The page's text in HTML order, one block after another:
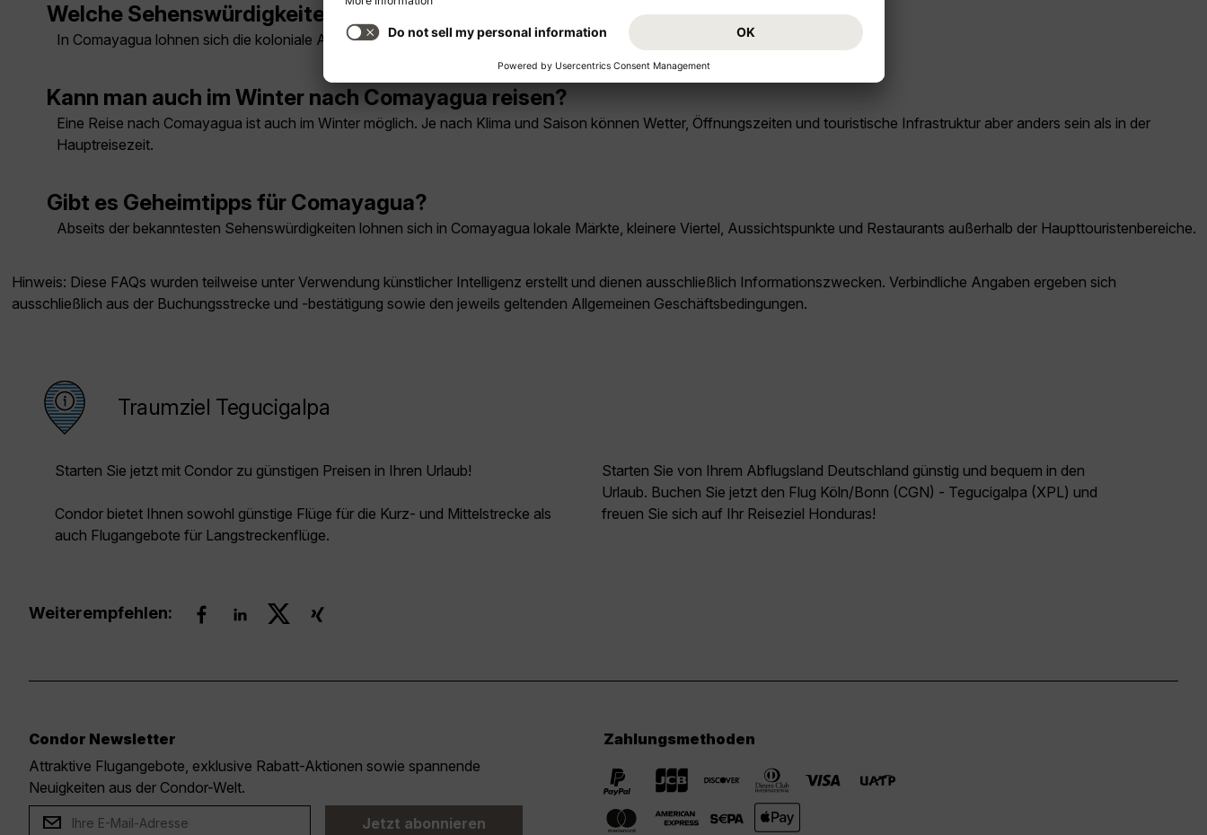
Welche Sehenswürdigkeiten muss man in Comayagua sehen?
In Comayagua lohnen sich die koloniale Altstadt, die Kathedrale, Museen und Ausflüge in die Umgebung von Zentralhonduras.
Kann man auch im Winter nach Comayagua reisen?
Eine Reise nach Comayagua ist auch im Winter möglich. Je nach Klima und Saison können Wetter, Öffnungszeiten und touristische Infrastruktur aber anders sein als in der
Hauptreisezeit.
Gibt es Geheimtipps für Comayagua?
Abseits der bekanntesten Sehenswürdigkeiten lohnen sich in Comayagua lokale Märkte, kleinere Viertel, Aussichtspunkte und Restaurants außerhalb der Haupttouristenbereiche.
Hinweis: Diese FAQs wurden teilweise unter Verwendung künstlicher Intelligenz erstellt und dienen ausschließlich Informationszwecken. Verbindliche Angaben ergeben sich
ausschließlich aus der Buchungsstrecke und -bestätigung sowie den jeweils geltenden Allgemeinen Geschäftsbedingungen.
Traumziel Tegucigalpa
Starten Sie jetzt mit Condor zu günstigen Preisen in Ihren Urlaub!
Condor bietet Ihnen sowohl günstige Flüge für die Kurz- und Mittelstrecke als
auch Flugangebote für Langstreckenflüge.
Starten Sie von Ihrem Abflugsland Deutschland günstig und bequem in den
Urlaub. Buchen Sie jetzt den Flug Köln/Bonn (CGN) - Tegucigalpa (XPL) und
freuen Sie sich auf Ihr Reiseziel Honduras!
Weiterempfehlen:
Condor Newsletter
Attraktive Flugangebote, exklusive Rabatt-Aktionen sowie spannende
Neuigkeiten aus der Condor-Welt.
Jetzt abonnieren
Zahlungsmethoden